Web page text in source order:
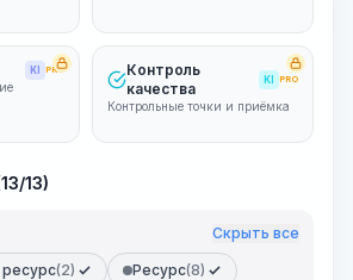
KI PRO
Контроль
качества
KI PRO
Контрольные точки и приёмка
13)
Скрыть все
(2) Ресурс(8)